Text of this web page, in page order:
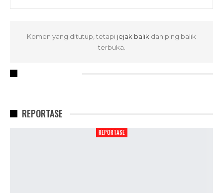
Komen yang ditutup, tetapi jejak balik dan ping balik
terbuka.
REPORTASE
REPORTASE